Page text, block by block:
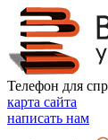
Телефон для
карта сайта
написать нам